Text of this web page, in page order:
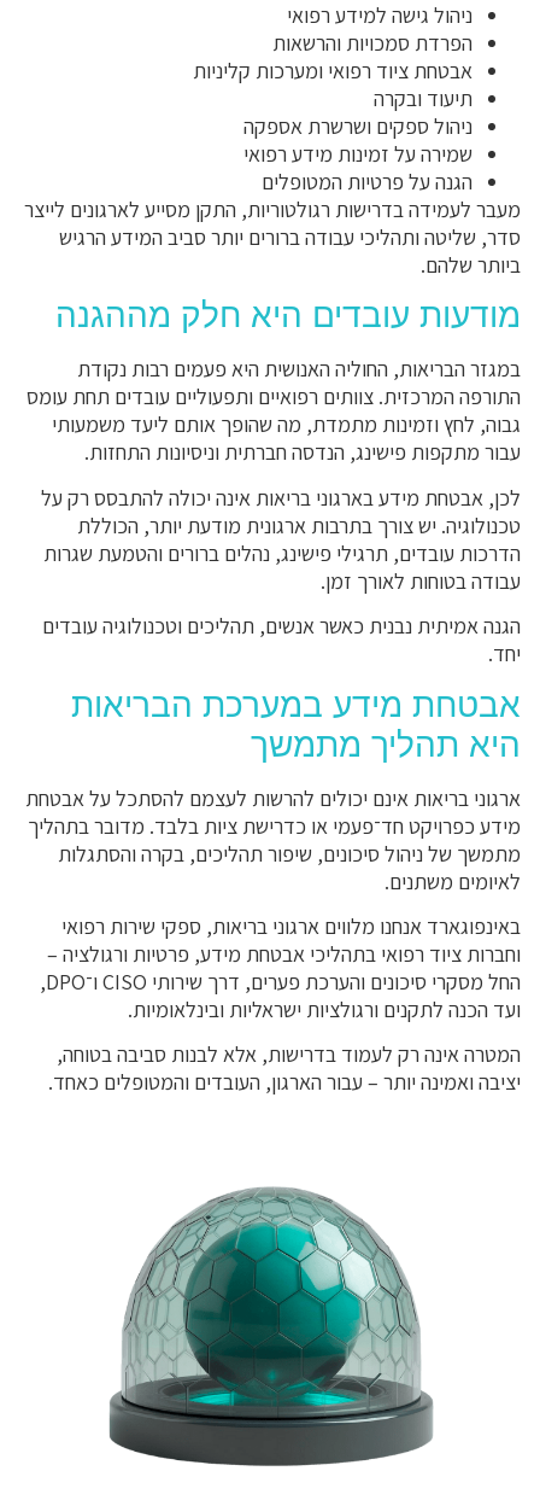
ניהול גישה למידע רפואי
הפרדת סמכויות והרשאות
אבטחת ציוד רפואי ומערכות קליניות
תיעוד ובקרה
ניהול ספקים ושרשרת אספקה
שמירה על זמינות מידע רפואי
הגנה על פרטיות המטופלים
מעבר לעמידה בדרישות רגולטוריות, התקן מסייע לארגונים לייצר
סדר, שליטה ותהליכי עבודה ברורים יותר סביב המידע הרגיש
ביותר שלהם.
מודעות עובדים היא חלק מההגנה
במגזר הבריאות, החוליה האנושית היא פעמים רבות נקודת
התורפה המרכזית. צוותים רפואיים ותפעוליים עובדים תחת עומס
גבוה, לחץ וזמינות מתמדת, מה שהופך אותם ליעד משמעותי
עבור מתקפות פישינג, הנדסה חברתית וניסיונות התחזות.
לכן, אבטחת מידע בארגוני בריאות אינה יכולה להתבסס רק על
טכנולוגיה. יש צורך בתרבות ארגונית מודעת יותר, הכוללת
הדרכות עובדים, תרגילי פישינג, נהלים ברורים והטמעת שגרות
עבודה בטוחות לאורך זמן.
הגנה אמיתית נבנית כאשר אנשים, תהליכים וטכנולוגיה עובדים
יחד.
אבטחת מידע במערכת הבריאות
היא תהליך מתמשך
ארגוני בריאות אינם יכולים להרשות לעצמם להסתכל על אבטחת
מידע כפרויקט חד־פעמי או כדרישת ציות בלבד. מדובר בתהליך
מתמשך של ניהול סיכונים, שיפור תהליכים, בקרה והסתגלות
לאיומים משתנים.
באינפוגארד אנחנו מלווים ארגוני בריאות, ספקי שירות רפואי
וחברות ציוד רפואי בתהליכי אבטחת מידע, פרטיות ורגולציה –
החל מסקרי סיכונים והערכת פערים, דרך שירותי CISO ו־DPO,
ועד הכנה לתקנים ורגולציות ישראליות ובינלאומיות.
המטרה אינה רק לעמוד בדרישות, אלא לבנות סביבה בטוחה,
יציבה ואמינה יותר – עבור הארגון, העובדים והמטופלים כאחד.